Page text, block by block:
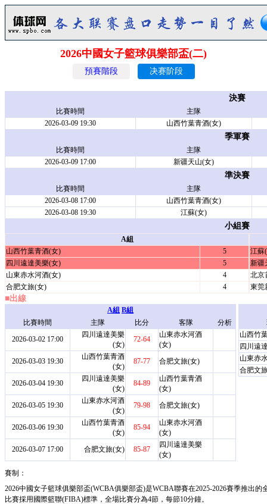
2026中國女子籃球俱樂部盃(二)
預賽階段 决赛阶段
決賽
比賽時間
主隊
2026-03-09 19:30
山西竹葉青酒(女)
季軍賽
比賽時間
主隊
2026-03-09 17:00
新疆天山(女)
準決賽
比賽時間
主隊
2026-03-08 17:00
山西竹葉青酒(女)
2026-03-08 19:30
江蘇(女)
小組賽
A組
山西竹葉青酒(女)
5
四川遠達美樂(女)
5
山東赤水河酒(女)
4
合肥文旅(女)
4
江蘇
新疆
北京
東莞
■出線
A組 B組
比賽時間
主隊 比分 客隊
分析
2026-03-02 17:00
四川遠達美樂
(女)
72-64
山東赤水河酒
(女)
2026-03-03 19:30
山西竹葉青酒
(女)
87-77 合肥文旅(女)
2026-03-04 19:30
四川遠達美樂
(女)
84-89
山西竹葉青酒
(女)
2026-03-05 19:30
山東赤水河酒
(女)
79-98 合肥文旅(女)
2026-03-06 19:30
山西竹葉青酒
(女)
85-94
山東赤水河酒
(女)
2026-03-07 17:00
合肥文旅(女) 85-87
四川遠達美樂
(女)
山西竹
四川遠
山東赤
合肥文
賽制：
2026中國女子籃球俱樂部盃(WCBA俱樂部盃)是WCBA聯賽在2025-2026賽季推出
比賽採用國際籃聯(FIBA)標準，全場比賽分為4節，每節10分鐘。